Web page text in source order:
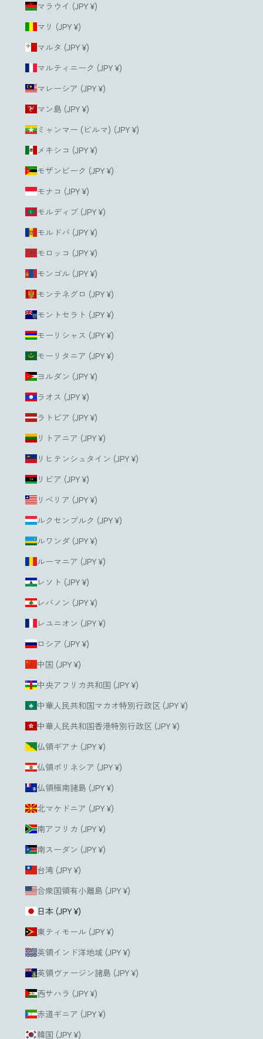
マラウイ (JPY ¥)
マリ (JPY ¥)
マルタ (JPY ¥)
マルティニーク (JPY ¥)
マレーシア (JPY ¥)
マン島 (JPY ¥)
ミャンマー (ビルマ) (JPY ¥)
メキシコ (JPY ¥)
モザンビーク (JPY ¥)
モナコ (JPY ¥)
モルディブ (JPY ¥)
モルドバ (JPY ¥)
モロッコ (JPY ¥)
モンゴル (JPY ¥)
モンテネグロ (JPY ¥)
モントセラト (JPY ¥)
モーリシャス (JPY ¥)
モーリタニア (JPY ¥)
ヨルダン (JPY ¥)
ラオス (JPY ¥)
ラトビア (JPY ¥)
リトアニア (JPY ¥)
リヒテンシュタイン (JPY ¥)
リビア (JPY ¥)
リベリア (JPY ¥)
ルクセンブルク (JPY ¥)
ルワンダ (JPY ¥)
ルーマニア (JPY ¥)
レソト (JPY ¥)
レバノン (JPY ¥)
レユニオン (JPY ¥)
ロシア (JPY ¥)
中国 (JPY ¥)
中央アフリカ共和国 (JPY ¥)
中華人民共和国マカオ特別行政区 (JPY ¥)
中華人民共和国香港特別行政区 (JPY ¥)
仏領ギアナ (JPY ¥)
仏領ポリネシア (JPY ¥)
仏領極南諸島 (JPY ¥)
北マケドニア (JPY ¥)
南アフリカ (JPY ¥)
南スーダン (JPY ¥)
台湾 (JPY ¥)
合衆国領有小離島 (JPY ¥)
日本 (JPY ¥)
東ティモール (JPY ¥)
英領インド洋地域 (JPY ¥)
英領ヴァージン諸島 (JPY ¥)
西サハラ (JPY ¥)
赤道ギニア (JPY ¥)
韓国 (JPY ¥)